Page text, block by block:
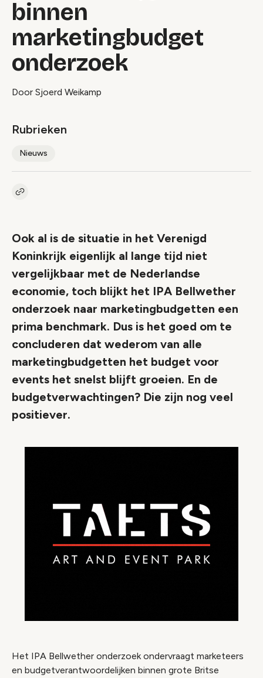
binnen
marketingbudget
onderzoek
Door Sjoerd Weikamp
Rubrieken
Nieuws
Kopieer link naar artikel
Ook al is de situatie in het Verenigd
Koninkrijk eigenlijk al lange tijd niet
vergelijkbaar met de Nederlandse
economie, toch blijkt het IPA Bellwether
onderzoek naar marketingbudgetten een
prima benchmark. Dus is het goed om te
concluderen dat wederom van alle
marketingbudgetten het budget voor
events het snelst blijft groeien. En de
budgetverwachtingen? Die zijn nog veel
positiever.
Het IPA Bellwether onderzoek ondervraagt marketeers
en budgetverantwoordelijken binnen grote Britse